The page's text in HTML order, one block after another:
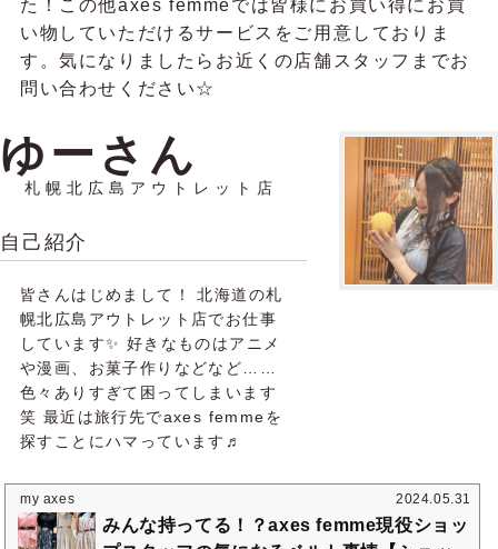
た！この他axes femmeでは皆様にお買い得にお買
い物していただけるサービスをご用意しておりま
す。気になりましたらお近くの店舗スタッフまでお
問い合わせください☆
ゆーさん
札幌北広島アウトレット店
自己紹介
皆さんはじめまして！ 北海道の札
幌北広島アウトレット店でお仕事
しています✨ 好きなものはアニメ
や漫画、お菓子作りなどなど……
色々ありすぎて困ってしまいます
笑 最近は旅行先でaxes femmeを
探すことにハマっています♬
my axes 2024.05.31
みんな持ってる！？axes femme現役ショッ